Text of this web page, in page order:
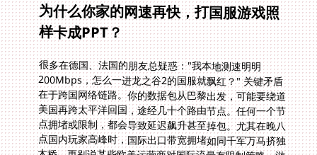
为什么你家的网速再快，打国服游戏照
样卡成PPT？
很多在德国、法国的朋友总疑惑："我本地测速明明
200Mbps，怎么一进龙之谷2的国服就飘红？" 关键矛盾
在于跨国网络链路。你的数据包从巴黎出发，可能要绕道
美国再跨太平洋回国，途经几十个路由节点。任何一个节
点拥堵或限制，都会导致延迟飙升甚至掉包。尤其在晚八
点国内玩家高峰时，国际出口带宽拥堵如同千军万马挤独
木桥。更别说某些欧美运营商对国际流量有限制策略，游
戏UDP协议数据常被"误伤"。想在阿姆斯特丹流畅释放冰
原守卫者的暴风雪技能？普通VPN根本处理不了游戏数据